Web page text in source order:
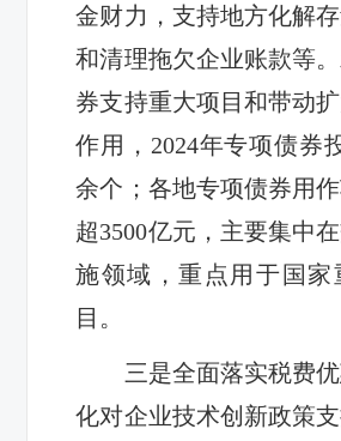
金财力，支持地方化解
和清理拖欠企业账款等
券支持重大项目和带动
作用，2024年专项债券
余个；各地专项债券用
超3500亿元，主要集中
施领域，重点用于国家
目。
三是全面落实税费优
化对企业技术创新政策